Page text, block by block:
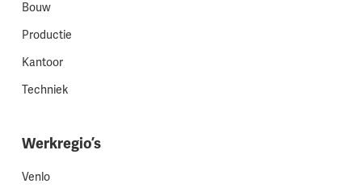
Bouw
Productie
Kantoor
Techniek
Werkregio’s
Venlo